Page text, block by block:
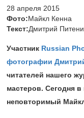
28 апреля 2015
Фото:Майкл Кенна
Текст:Дмитрий
Участник Russian
фотографии
читателей нашего
мастеров. Сегодня
неповторимый